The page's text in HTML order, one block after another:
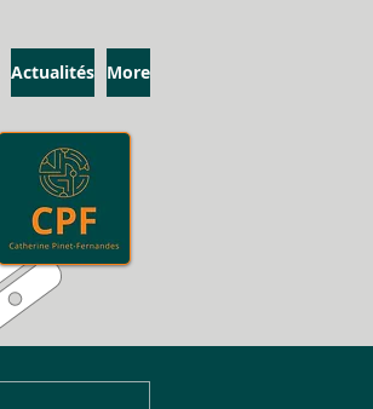
Actualités More